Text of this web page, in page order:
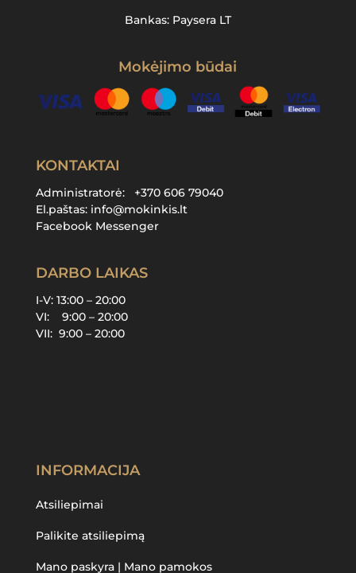
Bankas: Paysera LT
Mokėjimo būdai
KONTAKTAI
Administratorė: +370 606 79040
El.paštas: info@mokinkis.lt
Facebook Messenger
DARBO LAIKAS
I-V: 13:00 – 20:00
VI: 9:00 – 20:00
VII: 9:00 – 20:00
INFORMACIJA
Atsiliepimai
Palikite atsiliepimą
Mano paskyra | Mano pamokos